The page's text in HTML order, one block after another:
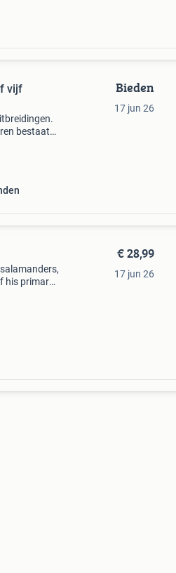
vijf
bestaat
Bieden
17 jun 26
primarch
€ 28,99
17 jun 26